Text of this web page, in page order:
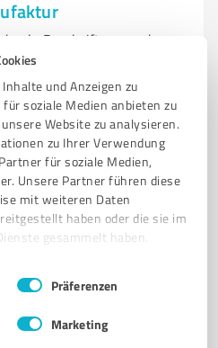
und Anzeigen zu
soziale Medien anbieten zu
Website zu analysieren.
zu Ihrer Verwendung
für soziale Medien,
Unsere Partner führen diese
mit weiteren Daten
haben oder die sie im
gesammelt haben.
Präferenzen
Marketing
Beschriftung und
BESCHRIFTUNG WERBETECHNIK
MESSESTAND
PRODUKTQUALITÄT
Quelle)